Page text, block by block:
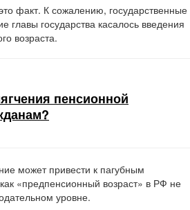
факт. К сожалению, государственные
главы государства касалось введения
возраста.
пенсионной
может привести к пагубным
«предпенсионный возраст» в РФ не
уровне.